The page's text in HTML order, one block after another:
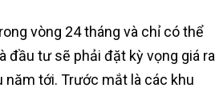
vòng 24 tháng và chỉ có thể
đầu tư sẽ phải đặt kỳ vọng giá ra
năm tới. Trước mắt là các khu